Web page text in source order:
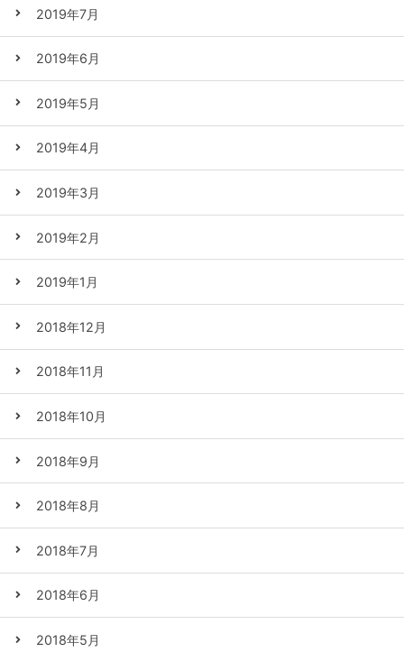
2019年7月
2019年6月
2019年5月
2019年4月
2019年3月
2019年2月
2019年1月
2018年12月
2018年11月
2018年10月
2018年9月
2018年8月
2018年7月
2018年6月
2018年5月